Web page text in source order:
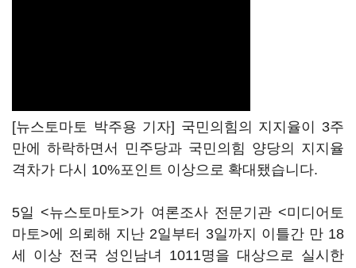
[뉴스토마토 박주용 기자] 국민의힘의 지지율이 3주
만에 하락하면서 민주당과 국민의힘 양당의 지지율
격차가 다시 10%포인트 이상으로 확대됐습니다.
5일 <뉴스토마토>가 여론조사 전문기관 <미디어토
마토>에 의뢰해 지난 2일부터 3일까지 이틀간 만 18
세 이상 전국 성인남녀 1011명을 대상으로 실시한